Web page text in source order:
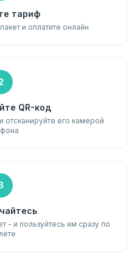
тариф
и оплатите онлайн
QR-код
отсканируйте его камерой
- и пользуйтесь им сразу по